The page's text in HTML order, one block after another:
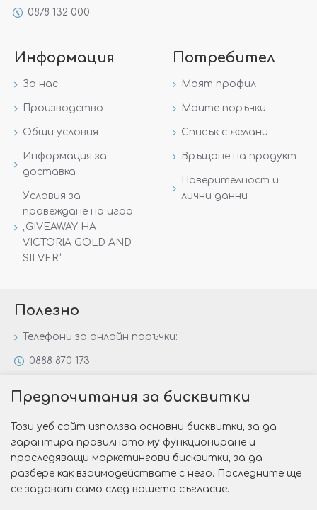
0878 132 000
Информация
За нас
Производство
Общи условия
Информация за
доставка
Условия за
провеждане на игра
„GIVEAWAY НА
VICTORIA GOLD AND
SILVER“
Потребител
Моят профил
Моите поръчки
Списък с желани
Връщане на продукт
Поверителност и
лични данни
Полезно
Телефони за онлайн поръчки:
0888 870 173
Специални предложения
Защо да изберете Victoria Gold&Silver?
Как да изберем годежен пръстен?
Предпочитания за бисквитки
Този уеб сайт използва основни бисквитки, за да
гарантира правилното му функциониране и
проследяващи маркетингови бисквитки, за да
разбере как взаимодействате с него. Последните ще
се задават само след вашето съгласие.